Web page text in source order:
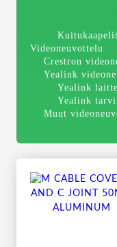
Videoneuvottelu
Crestron
Yealink
Yealink
Yealink
Muut